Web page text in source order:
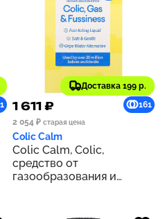
Доставка 199 р.
1 611 ₽
161
2 054 ₽ старая цена
Colic Calm
Colic Calm, Colic,
средство от
газообразования и